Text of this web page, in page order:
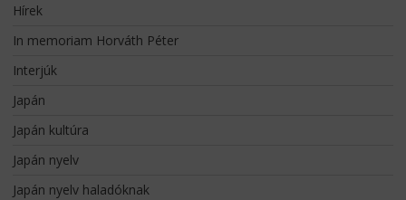
Hírek
In memoriam Horváth Péter
Interjúk
Japán
Japán kultúra
Japán nyelv
Japán nyelv haladóknak